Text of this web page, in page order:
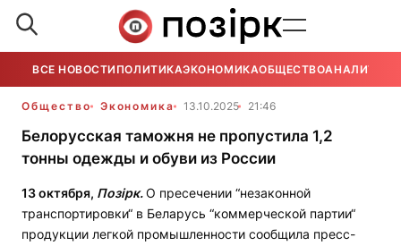
ВСЕ НОВОСТИ ПОЛИТИКАЭКОНОМИКАОБЩЕСТВОАНАЛИТИКА
Общество Экономика 13.10.2025 21:46
Белорусская таможня не пропустила 1,2
тонны одежды и обуви из России
13 октября, Позірк.О пресечении “незаконной
транспортировки“ в Беларусь “коммерческой партии“
продукции легкой промышленности сообщила пресс-